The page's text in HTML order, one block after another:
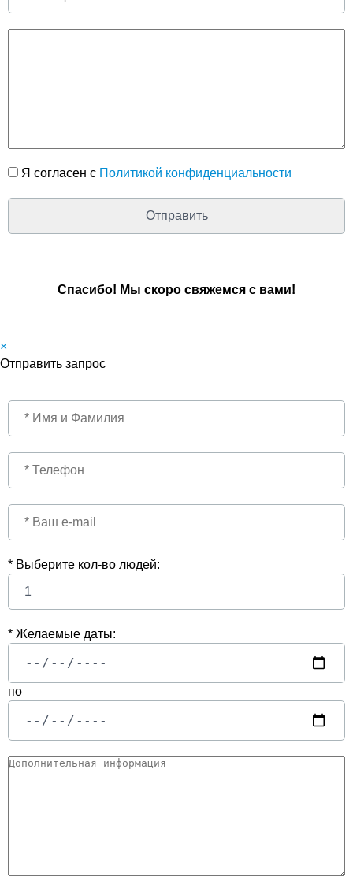
Я согласен с Политикой конфиденциальности
Спасибо! Мы скоро свяжемся с вами!
×
Отправить запрос
* Выберите кол-во людей:
* Желаемые даты:
по